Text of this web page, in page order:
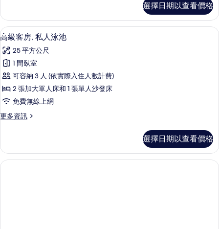
相
片
雙
床
房
詳
情
選擇日期以查看價格
顯
示
高
級
客
房,
私
人
池
的
高級客房, 私人泳池 | 客房內保險箱
5
高級客房, 私人泳池
25 平方公尺
1 間臥室
可容納 3 人 (依實際入住人數計費)
2 張加大單人床和 1 張單人沙發床
免費無線上網
更多資訊
更
客
房,
私
選擇日期以查看價格